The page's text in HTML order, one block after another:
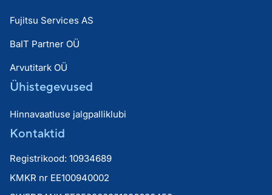
Fujitsu Services AS
BaIT Partner OÜ
Arvutitark OÜ
Ühistegevused
Hinnavaatluse jalgpalliklubi
Kontaktid
Registrikood: 10934689
KMKR nr EE100940002